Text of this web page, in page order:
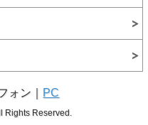
ォン｜ PC
Rights Reserved.